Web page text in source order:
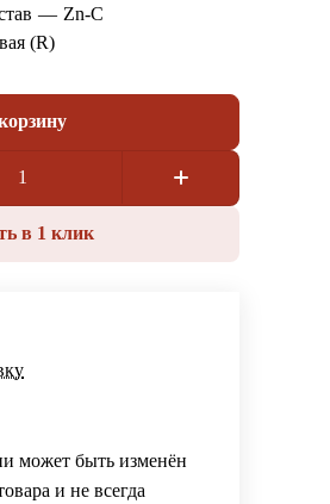
— Zn-C
(R)
в 1 клик
может быть изменён
и не всегда